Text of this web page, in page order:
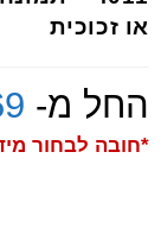
או זכוכית
החל מ-
*חובה לבחור